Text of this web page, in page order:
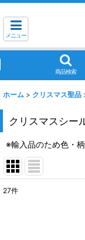
メニュー
商品検索
ホーム > クリスマス聖品
クリスマスシー
※輸入品のため色・
27件